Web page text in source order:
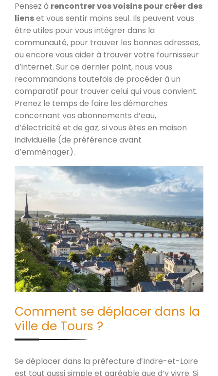
Pensez à rencontrer vos voisins pour créer des
lienset vous sentir moins seul. Ils peuvent vous
être utiles pour vous intégrer dans la
communauté, pour trouver les bonnes adresses,
ou encore vous aider à trouver votre fournisseur
d’internet. Sur ce dernier point, nous vous
recommandons toutefois de procéder à un
comparatif pour trouver celui qui vous convient.
Prenez le temps de faire les démarches
concernant vos abonnements d’eau,
d’électricité et de gaz, si vous êtes en maison
individuelle (de préférence avant
d’emménager).
Comment se déplacer dans la
ville de Tours ?
Se déplacer dans la préfecture d’Indre-et-Loire
est tout aussi simple et agréable que d’y vivre. Si